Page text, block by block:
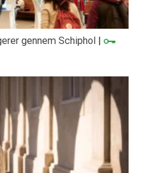
gennem Schiphol |